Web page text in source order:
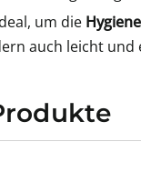
um die Hygiene
auch leicht und